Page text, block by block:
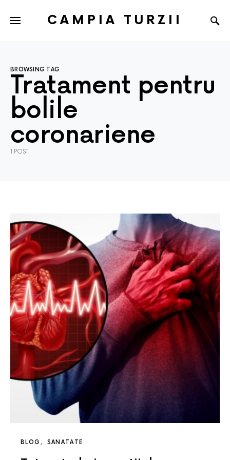
CAMPIA TURZII
BROWSING TAG
Tratament pentru
bolile
coronariene
1 POST
BLOG SANATATE